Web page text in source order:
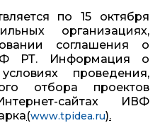
по 15 октября
организациях,
соглашения о
РТ. Информация о
проведения,
отбора проектов
сайтах ИВФ
(www.tpidea.ru).